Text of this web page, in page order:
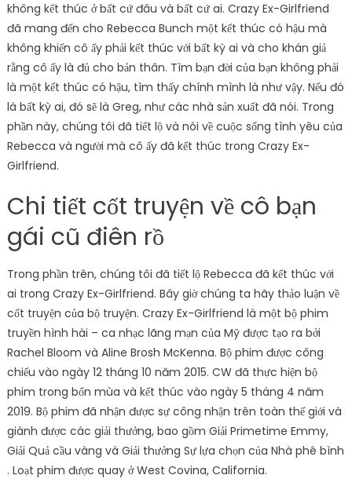
không kết thúc ở bất cứ đâu và bất cứ ai. Crazy Ex-Girlfriend
đã mang đến cho Rebecca Bunch một kết thúc có hậu mà
không khiến cô ấy phải kết thúc với bất kỳ ai và cho khán giả
rằng cô ấy là đủ cho bản thân. Tìm bạn đời của bạn không phải
là một kết thúc có hậu, tìm thấy chính mình là như vậy. Nếu đó
là bất kỳ ai, đó sẽ là Greg, như các nhà sản xuất đã nói. Trong
phần này, chúng tôi đã tiết lộ và nói về cuộc sống tình yêu của
Rebecca và người mà cô ấy đã kết thúc trong Crazy Ex-
Girlfriend.
Chi tiết cốt truyện về cô bạn
gái cũ điên rồ
Trong phần trên, chúng tôi đã tiết lộ Rebecca đã kết thúc với
ai trong Crazy Ex-Girlfriend. Bây giờ chúng ta hãy thảo luận về
cốt truyện của bộ truyện. Crazy Ex-Girlfriend là một bộ phim
truyền hình hài – ca nhạc lãng mạn của Mỹ được tạo ra bởi
Rachel Bloom và Aline Brosh McKenna. Bộ phim được công
chiếu vào ngày 12 tháng 10 năm 2015. CW đã thực hiện bộ
phim trong bốn mùa và kết thúc vào ngày 5 tháng 4 năm
2019. Bộ phim đã nhận được sự công nhận trên toàn thế giới và
giành được các giải thưởng, bao gồm Giải Primetime Emmy,
Giải Quả cầu vàng và Giải thưởng Sự lựa chọn của Nhà phê bình
. Loạt phim được quay ở West Covina, California.